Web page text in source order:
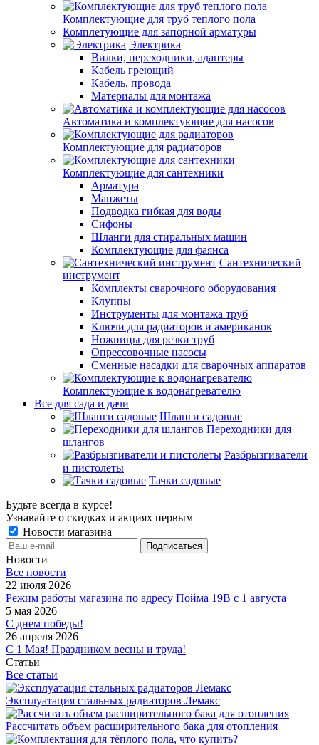
Комплектующие для труб теплого пола
Комплетующие для запорной арматуры
Электрика
Вилки, переходники, адаптеры
Кабель греющий
Кабель, провода
Материалы для монтажа
Автоматика и комплектующие для насосов
Комплектующие для радиаторов
Комплектующие для сантехники
Арматура
Манжеты
Подводка гибкая для воды
Сифоны
Шланги для стиральных машин
Комплектующие для фаянса
Сантехнический
инструмент
Комплекты сварочного оборудования
Клуппы
Инструменты для монтажа труб
Ключи для радиаторов и американок
Ножницы для резки труб
Опрессовочные насосы
Сменные насадки для сварочных аппаратов
Комплектующие к водонагревателю
Все для сада и дачи
Шланги садовые
Переходники для
шлангов
Разбрызгиватели
и пистолеты
Тачки садовые
Будьте всегда в курсе!
Узнавайте о скидках и акциях первым
Новости магазина
Новости
Все новости
22 июля 2026
Режим работы магазина по адресу Пойма 19В с 1 августа
5 мая 2026
С днем победы!
26 апреля 2026
С 1 Мая! Праздником весны и труда!
Статьи
Все статьи
Эксплуатация стальных радиаторов Лемакс
Рассчитать объем расширительного бака для отопления